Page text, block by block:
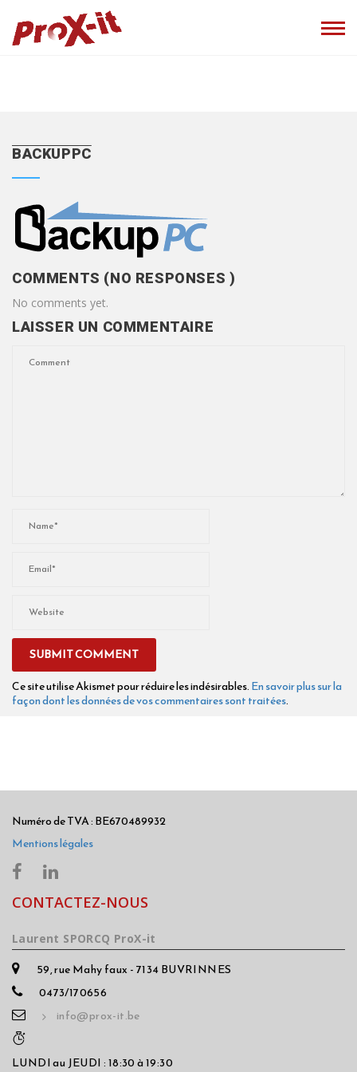
BACKUPPC
COMMENTS (NO RESPONSES )
No comments yet.
LAISSER UN COMMENTAIRE
Ce site utilise Akismet pour réduire les indésirables.En savoir plus sur la
façon dont les données de vos commentaires sont traitées.
Numéro de TVA : BE670489932
Mentions légales
CONTACTEZ-NOUS
Laurent SPORCQ ProX-it
59, rue Mahy faux - 7134 BUVRINNES
0473/170656
info@prox-it.be
LUNDI au JEUDI : 18:30 à 19:30